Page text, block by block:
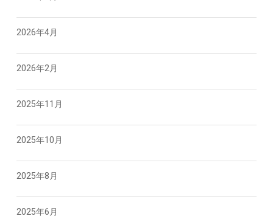
2026年4月
2026年2月
2025年11月
2025年10月
2025年8月
2025年6月